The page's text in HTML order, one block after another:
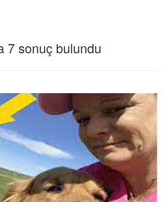
7 sonuç bulundu